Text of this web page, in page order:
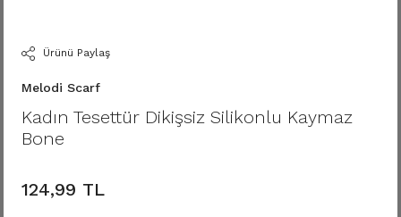
Ürünü Paylaş
Melodi Scarf
Kadın Tesettür Dikişsiz Silikonlu Kaymaz
Bone
124,99 TL